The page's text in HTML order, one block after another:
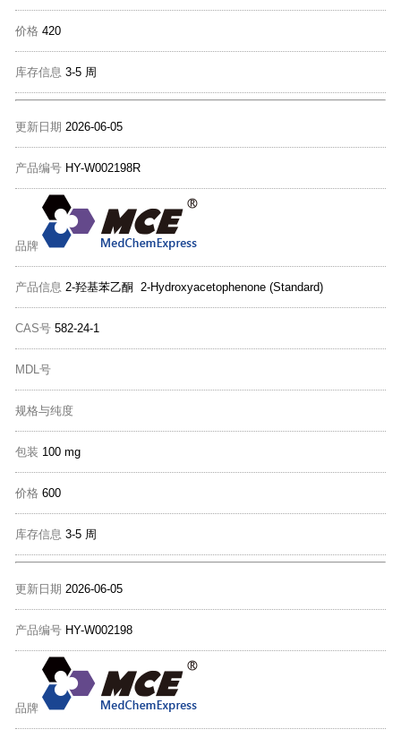
价格 420
库存信息 3-5 周
更新日期 2026-06-05
产品编号 HY-W002198R
品牌
产品信息 2-羟基苯乙酮 2-Hydroxyacetophenone (Standard)
CAS号 582-24-1
MDL号
规格与纯度
包装 100 mg
价格 600
库存信息 3-5 周
更新日期 2026-06-05
产品编号 HY-W002198
品牌